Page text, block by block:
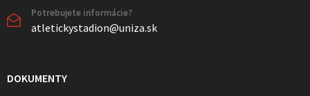
Potrebujete informácie?
atletickystadion@uniza.sk
DOKUMENTY